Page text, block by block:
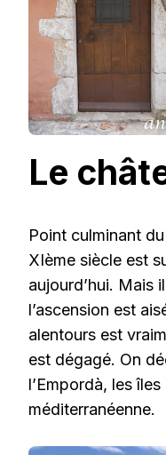
Le
Point culminant
XIème siècle est
aujourd’hui. Mais
l’ascension est
alentours est
est dégagé. On
l’Empordà, les
méditerranéenne.